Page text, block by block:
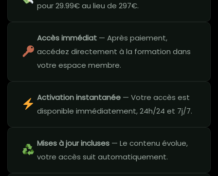
pour 29.99€ au lieu de 297€.
Accès immédiat — Après paiement,
accédez directement à la formation dans
votre espace membre.
Activation instantanée — Votre accès est
disponible immédiatement, 24h/24 et 7j/7.
Mises à jour incluses — Le contenu évolue,
votre accès suit automatiquement.